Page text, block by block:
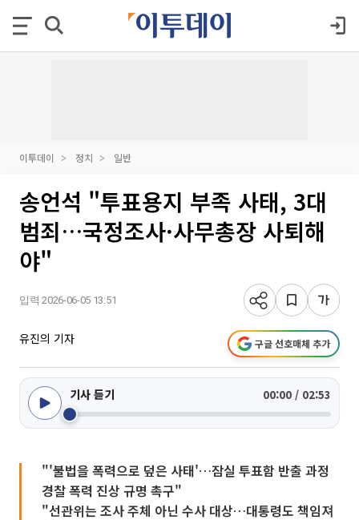
이투데이 정치 일반
송언석 "투표용지 부족 사태, 3대
범죄…국정조사·사무총장 사퇴해
야"
입력 2026-06-05 13:51
유진의 기자 구글 선호매체 추가
기사 듣기 00:00 / 02:53
"'불법을 폭력으로 덮은 사태'…잠실 투표함 반출 과정
경찰 폭력 진상 규명 촉구"
"선관위는 조사 주체 아닌 수사 대상…대통령도 책임져